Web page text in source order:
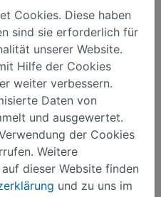
Cookies. Diese haben
sind sie erforderlich für
unserer Website.
Hilfe der Cookies
weiter verbessern.
Daten von
und ausgewertet.
der Cookies
Weitere
dieser Website finden
und zu uns im